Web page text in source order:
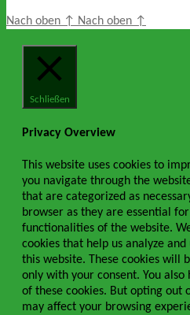
Nach oben ↑ Nach oben ↑
Schließen
Privacy Overview
This website uses cookies to
you navigate through the
that are categorized as
browser as they are essential
functionalities of the website.
cookies that help us analyze
this website. These cookies will
only with your consent. You
of these cookies. But opting out
may affect your browsing